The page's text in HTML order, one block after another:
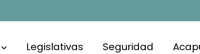
Legislativas Seguridad